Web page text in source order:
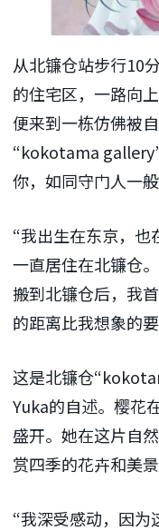
从北镰仓站步行10
的住宅区，一路向
便来到一栋仿佛被
“kokotama
你，如同守门人一般
“我出生在东京，也
一直居住在北镰仓
搬到北镰仓后，我
的距离比我想象的要
这是北镰仓
Yuka的自述。樱花
盛开。她在这片自
赏四季的花卉和美景
“我深受感动，因为